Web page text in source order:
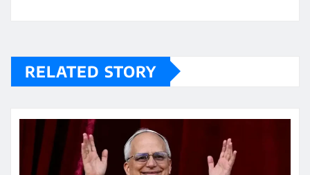
RELATED STORY